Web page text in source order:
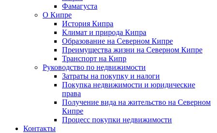
Фамагуста
О Кипре
История Кипра
Климат и природа Кипра
Образование на Северном Кипре
Преимущества жизни на Северном Кипре
Транспорт на Кипр
Руководство по недвижимости
Затраты на покупку и налоги
Покупка недвижимости и юридические
права
Получение вида на жительство на Северном
Кипре
Процесс покупки недвижимости
Контакты